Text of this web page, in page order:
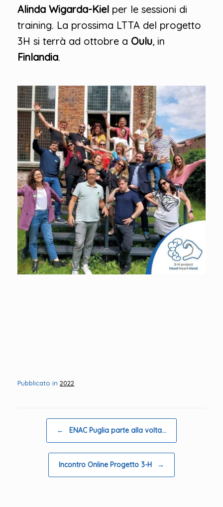
Alinda Wigarda-Kiel per le sessioni di
training. La prossima LTTA del progetto
3H si terrà ad ottobre a Oulu, in
Finlandia.
Pubblicato in 2022.
← ENAC Puglia parte alla volta…
Incontro Online Progetto 3-H →